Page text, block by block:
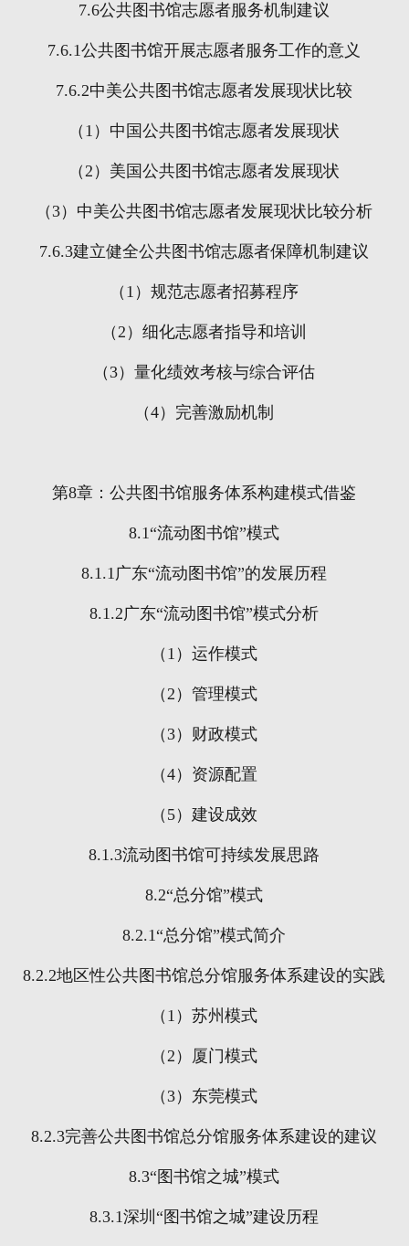
7.6公共图书馆志愿者服务机制建议
7.6.1公共图书馆开展志愿者服务工作的意义
7.6.2中美公共图书馆志愿者发展现状比较
（ 1 ）中国公共图书馆志愿者发展现状
（2 ）美国公共图书馆志愿者发展现状
（3）中美公共图书馆志愿者发展现状比较分析
7.6.3建立健全公共图书馆志愿者保障机制建议
（ 1 ）规范志愿者招募程序
（2 ）细化志愿者指导和培训
（3）量化绩效考核与综合评估
（4）完善激励机制
第8章：公共图书馆服务体系构建模式借鉴
8.1“流动图书馆”模式
8.1.1广东“流动图书馆”的发展历程
8.1.2广东“流动图书馆”模式分析
（ 1 ）运作模式
（2 ）管理模式
（3）财政模式
（4）资源配置
（ 5）建设成效
8.1.3流动图书馆可持续发展思路
8.2“总分馆”模式
8.2.1“总分馆”模式简介
8.2.2地区性公共图书馆总分馆服务体系建设的实践
（ 1 ）苏州模式
（2 ）厦门模式
（3）东莞模式
8.2.3完善公共图书馆总分馆服务体系建设的建议
8.3“图书馆之城”模式
8.3.1深圳“图书馆之城”建设历程